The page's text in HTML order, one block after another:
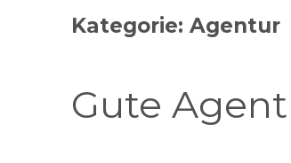
Kategorie:Agentur
Gute